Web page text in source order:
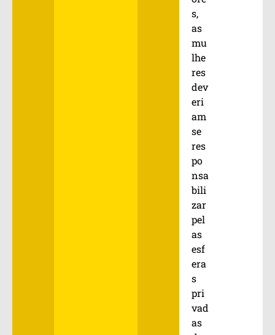
s,
as
mu
lhe
res
dev
eri
am
se
res
po
nsa
bili
zar
pel
as
esf
era
s
pri
vad
as